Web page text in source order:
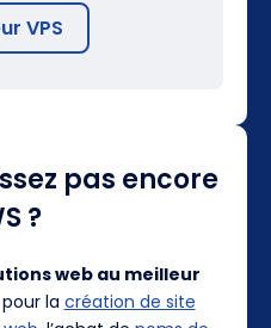
VPS
pas encore
?
web au meilleur
la création de site